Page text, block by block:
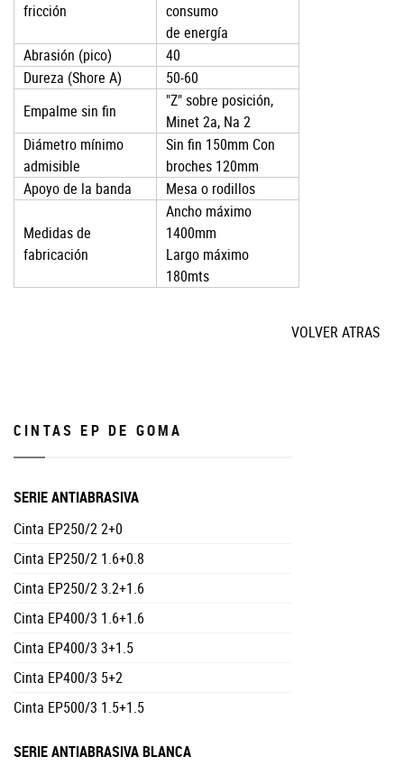
fricción
consumo
de energía
Abrasión (pico)
40
Dureza (Shore A)
50-60
Empalme sin fin
"Z" sobre posición,
Minet 2a, Na 2
Diámetro mínimo
admisible
Sin fin 150mm Con
broches 120mm
Apoyo de la banda
Mesa o rodillos
Medidas de
fabricación
Ancho máximo
1400mm
Largo máximo
180mts
VOLVER ATRAS
CINTAS EP DE GOMA
SERIE ANTIABRASIVA
Cinta EP250/2 2+0
Cinta EP250/2 1.6+0.8
Cinta EP250/2 3.2+1.6
Cinta EP400/3 1.6+1.6
Cinta EP400/3 3+1.5
Cinta EP400/3 5+2
Cinta EP500/3 1.5+1.5
SERIE ANTIABRASIVA BLANCA